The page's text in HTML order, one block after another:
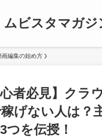
ムビスタマガジ
画編集の始め方
心者必見】クラ
げない人は？
つを伝授！